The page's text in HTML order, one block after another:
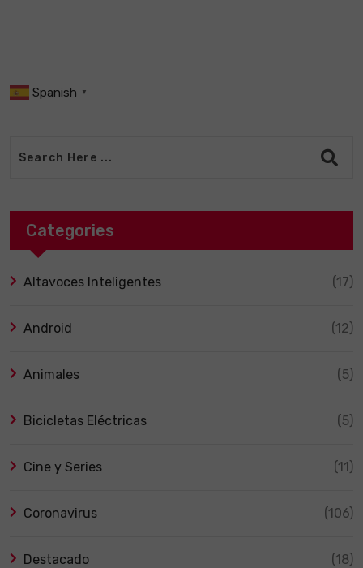
Spanish ▼
Categories
Altavoces Inteligentes (17)
Android (12)
Animales (5)
Bicicletas Eléctricas (5)
Cine y Series (11)
Coronavirus (106)
Destacado (18)